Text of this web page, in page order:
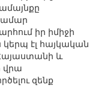
իր իմիջի
էլ հայկական
և
վրա
զենք